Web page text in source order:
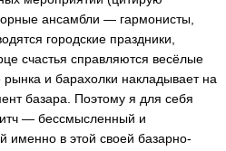
ансамбли — гармонисты,
городские праздники,
счастья справляются весёлые
и барахолки накладывает на
базара. Поэтому я для себя
— бессмысленный и
в этой своей базарно-